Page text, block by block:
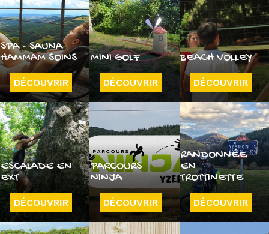
SPA - SAUNA
HAMMAM SOINS
DÉCOUVRIR
MINI GOLF
DÉCOUVRIR
BEACH VOLLEY
DÉCOUVRIR
ESCALADE EN
EXT
DÉCOUVRIR
PARCOURS
NINJA
DÉCOUVRIR
RANDONNÉE
EN
TROTTINETTE
DÉCOUVRIR